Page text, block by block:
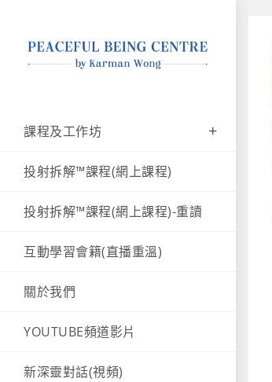
課程及工作坊
投射拆解™課程(網上課程)
投射拆解™課程(網上課程)-重讀
互動學習會籍(直播重溫)
關於我們
YOUTUBE頻道影片
新深靈對話(視頻)